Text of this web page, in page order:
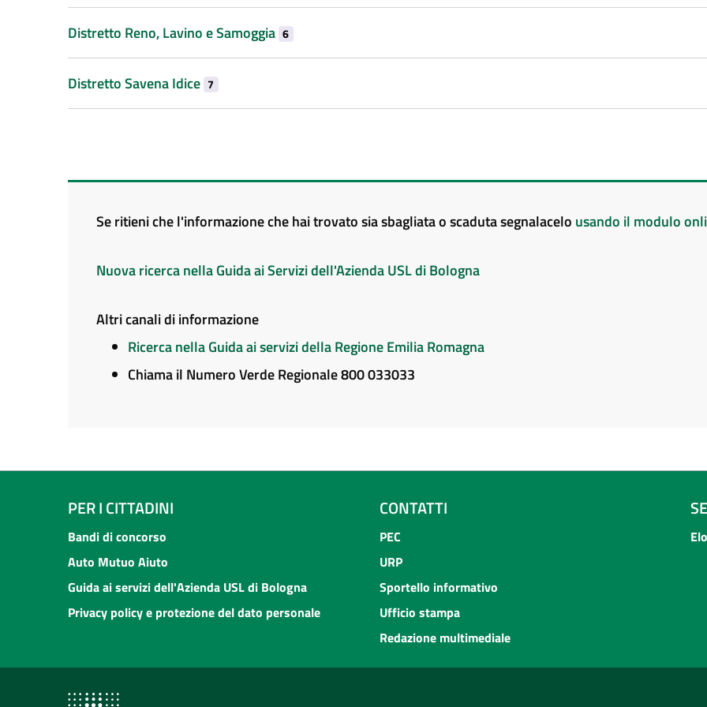
Distretto Reno, Lavino e Samoggia 6
Distretto Savena Idice 7
Se ritieni che l'informazione che hai trovato sia sbagliata o scaduta segnalacelo usando il modulo
Nuova ricerca nella Guida ai Servizi dell'Azienda USL di Bologna
Altri canali di informazione
Ricerca nella Guida ai servizi della Regione Emilia Romagna
Chiama il Numero Verde Regionale 800 033033
PER I CITTADINI
Bandi di concorso
Auto Mutuo Aiuto
Guida ai servizi dell'Azienda USL di Bologna
Privacy policy e protezione del dato personale
CONTATTI
PEC
URP
Sportello informativo
Ufficio stampa
Redazione multimediale